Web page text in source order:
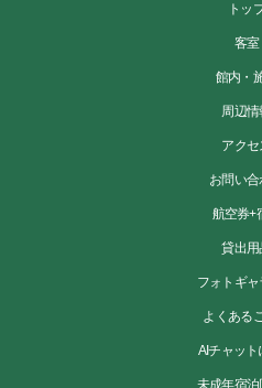
トッ
客室
館内・
周辺情
アクセ
お問い合
航空券+
貸出用
フォトギ
よくある
AIチャット
未成年宿